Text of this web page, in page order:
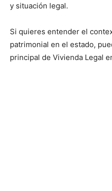
y situación legal.
Si quieres entender el
patrimonial en el estado,
principal de Vivienda Legal